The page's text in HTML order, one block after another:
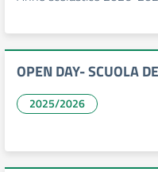
OPEN DAY- SCUOLA
2025/2026